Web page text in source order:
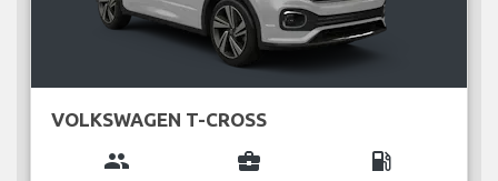
VOLKSWAGEN T-CROSS
group business_center local_gas_station